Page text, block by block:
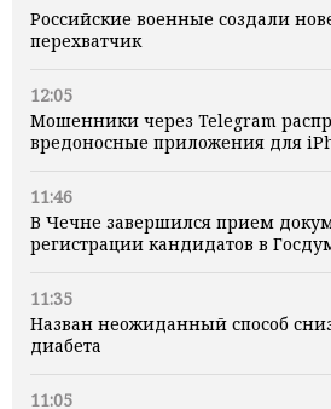
Российские военные создали
перехватчик
12:05
Мошенники через Telegram
вредоносные приложения для
11:46
В Чечне завершился прием
регистрации кандидатов в
11:35
Назван неожиданный способ
диабета
11:05